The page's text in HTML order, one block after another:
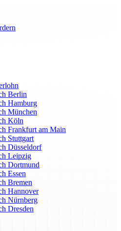
Berlin
Hamburg
München
Köln
Frankfurt am Main
Stuttgart
Düsseldorf
Leipzig
Dortmund
Essen
Bremen
Hannover
Nürnberg
Dresden